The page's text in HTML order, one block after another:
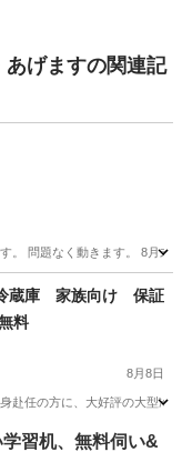
げますの関連記
。 問題なく動きます。 8月末
冷蔵庫 家族向け 保証
料
8月8日
任の方に、大好評の大型冷
学習机、無料伺い&